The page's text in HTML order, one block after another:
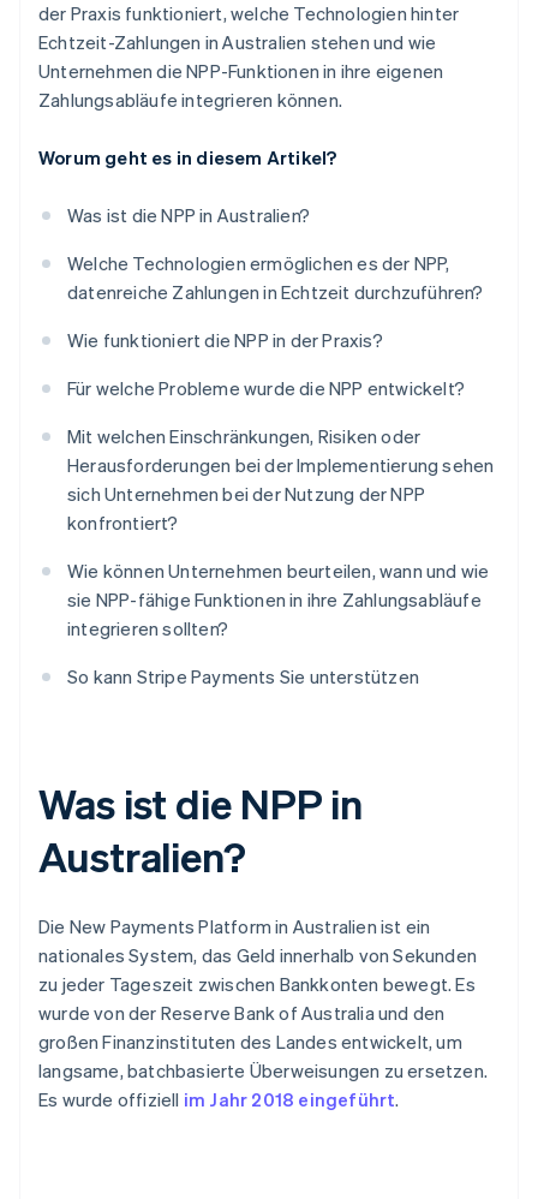
der Praxis funktioniert, welche Technologien hinter
Echtzeit-Zahlungen in Australien stehen und wie
Unternehmen die NPP-Funktionen in ihre eigenen
Zahlungsabläufe integrieren können.
Worum geht es in diesem Artikel?
Was ist die NPP in Australien?
Welche Technologien ermöglichen es der NPP,
datenreiche Zahlungen in Echtzeit durchzuführen?
Wie funktioniert die NPP in der Praxis?
Für welche Probleme wurde die NPP entwickelt?
Mit welchen Einschränkungen, Risiken oder
Herausforderungen bei der Implementierung sehen
sich Unternehmen bei der Nutzung der NPP
konfrontiert?
Wie können Unternehmen beurteilen, wann und wie
sie NPP-fähige Funktionen in ihre Zahlungsabläufe
integrieren sollten?
So kann Stripe Payments Sie unterstützen
Was ist die NPP in
Australien?
Die New Payments Platform in Australien ist ein
nationales System, das Geld innerhalb von Sekunden
zu jeder Tageszeit zwischen Bankkonten bewegt. Es
wurde von der Reserve Bank of Australia und den
großen Finanzinstituten des Landes entwickelt, um
langsame, batchbasierte Überweisungen zu ersetzen.
Es wurde offiziell im Jahr 2018 eingeführt.